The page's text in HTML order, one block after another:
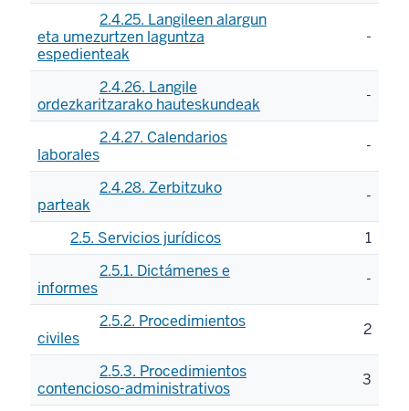
2.4.25. Langileen alargun
eta umezurtzen laguntza
espedienteak
-
2.4.26. Langile
ordezkaritzarako hauteskundeak
-
2.4.27. Calendarios
laborales
-
2.4.28. Zerbitzuko
parteak
-
2.5. Servicios jurídicos
1
2.5.1. Dictámenes e
informes
-
2.5.2. Procedimientos
civiles
2
2.5.3. Procedimientos
contencioso-administrativos
3